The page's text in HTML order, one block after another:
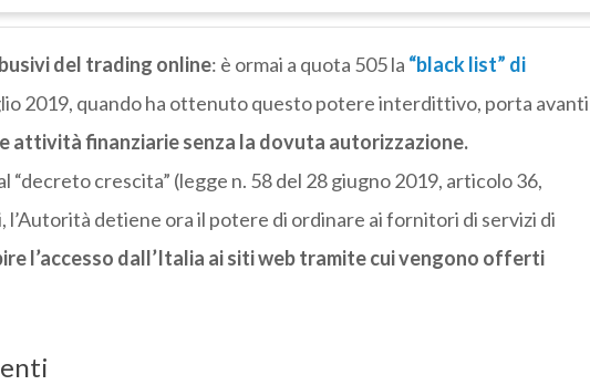
del trading online: è ormai a quota 505 la “black list” di
2019, quando ha ottenuto questo potere interdittivo, porta avanti
attività finanziarie senza la dovuta autorizzazione.
“decreto crescita” (legge n. 58 del 28 giugno 2019, articolo 36,
detiene ora il potere di ordinare ai fornitori di servizi di
l’accesso dall’Italia ai siti web tramite cui vengono offerti